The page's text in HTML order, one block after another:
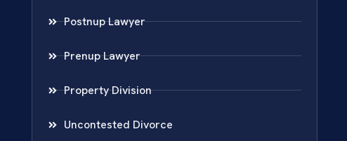
Postnup Lawyer
Prenup Lawyer
Property Division
Uncontested Divorce